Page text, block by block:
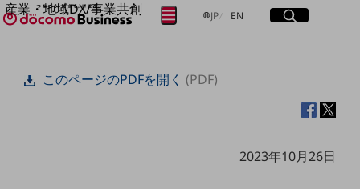
産業・地域DX/事業共創
OPEN HUB for Plural Futures
OPEN HUB for Plural Futuresとは
JP日本語
EN Englishサイト内検索
開く
メニュー
開く
フリーワードを入力して探す
検索する
このページのPDFを開く(PDF)
2023年10月26日